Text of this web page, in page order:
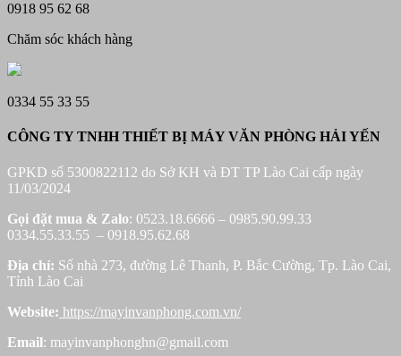
0918 95 62 68
Chăm sóc khách hàng
0334 55 33 55
CÔNG TY TNHH THIẾT BỊ MÁY VĂN PHÒNG HẢI YẾN
GPKD số 5300822112 do Sở KH và ĐT TP Lào Cai cấp ngày
11/03/2024
Gọi đặt mua & Zalo: 0523.18.6666 – 0985.90.99.33
0334.55.33.55 – 0918.95.62.68
Địa chỉ: Số nhà 273, đường Lê Thanh, P. Bắc Cường, Tp. Lào Cai,
Tỉnh Lào Cai
Website: https://mayinvanphong.com.vn/
Email: mayinvanphonghn@gmail.com